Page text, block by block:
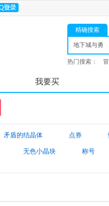
精确搜索
地下城与勇
士
热门搜索：
我要买
矛盾的结晶体 点券
无色小晶块 称号